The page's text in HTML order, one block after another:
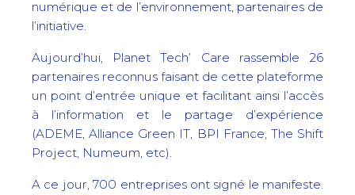
numérique et de l’environnement, partenaires de
l’initiative.
Aujourd’hui, Planet Tech’ Care rassemble 26
partenaires reconnus faisant de cette plateforme
un point d’entrée unique et facilitant ainsi l’accès
à l’information et le partage d’expérience
(ADEME, Alliance Green IT, BPI France, The Shift
Project, Numeum, etc).
A ce jour, 700 entreprises ont signé le manifeste.